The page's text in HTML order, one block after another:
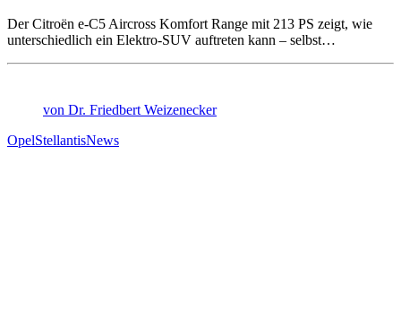
Der Citroën e-C5 Aircross Komfort Range mit 213 PS zeigt, wie
unterschiedlich ein Elektro-SUV auftreten kann – selbst…
von Dr. Friedbert Weizenecker
OpelStellantisNews